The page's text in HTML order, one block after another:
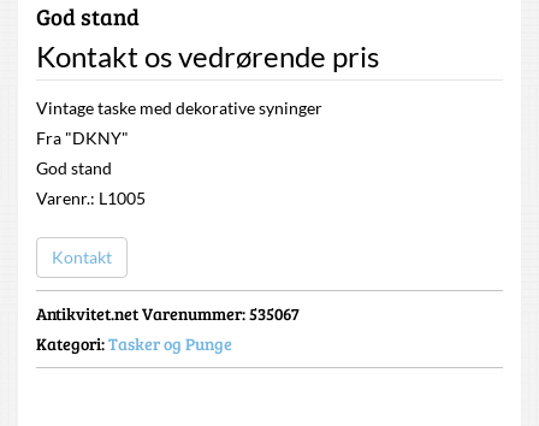
God stand
Kontakt os vedrørende pris
Vintage taske med dekorative syninger
Fra "DKNY"
God stand
Varenr.: L1005
Kontakt
Antikvitet.net Varenummer: 535067
Kategori:Tasker og Punge